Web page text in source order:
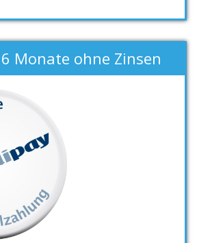
Monate ohne Zinsen